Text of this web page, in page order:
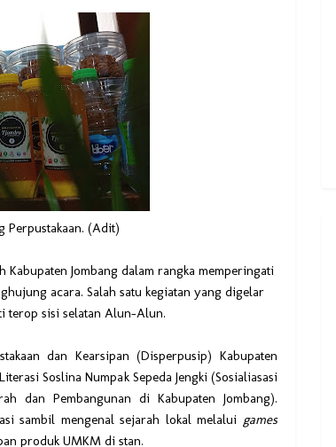
Perpustakaan. (Adit)
Jombang dalam rangka memperingati
acara. Salah satu kegiatan yang digelar
terop sisi selatan Alun-Alun.
dan Kearsipan (Disperpusip) Kabupaten
Soslina Numpak Sepeda Jengki (Sosialiasasi
dan Pembangunan di Kabupaten Jombang).
sambil mengenal sejarah lokal melalui games
produk UMKM di stan.